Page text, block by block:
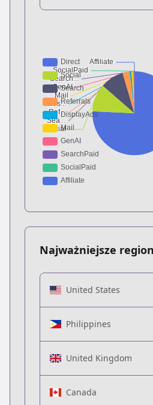
Najważniejsze
United States
Philippines
United Kingdom
Canada